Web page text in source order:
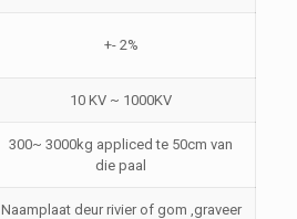
+- 2%
10 KV ~ 1000KV
300~ 3000kg appliced ​​te 50cm van
die paal
Naamplaat deur rivier of gom ,graveer